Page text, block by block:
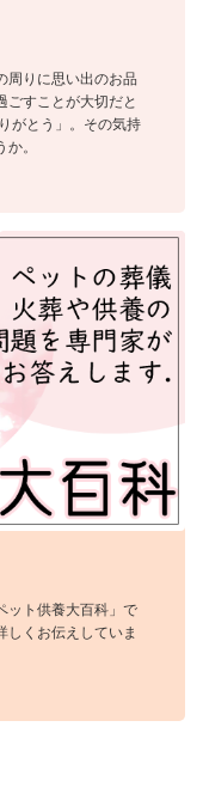
周りに思い出のお品
ごすことが大切だと
がとう」。その気持
。
ット供養大百科」で
しくお伝えしていま